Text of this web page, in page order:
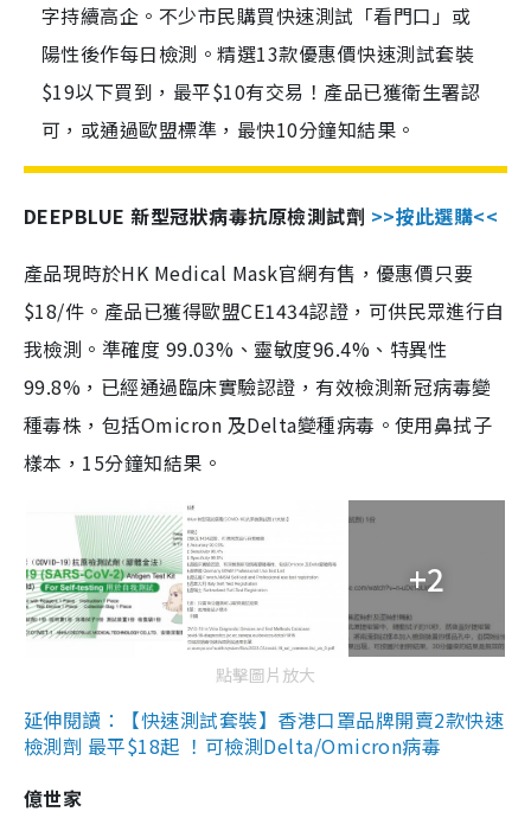
字持續高企。不少市民購買快速測試「看門口」或
陽性後作每日檢測。精選13款優惠價快速測試套裝
$19以下買到，最平$10有交易！產品已獲衛生署認
可，或通過歐盟標準，最快10分鐘知結果。
DEEPBLUE 新型冠狀病毒抗原檢測試劑 >>按此選購<<
產品現時於HK Medical Mask官網有售，優惠價只要
$18/件。產品已獲得歐盟CE1434認證，可供民眾進行自
我檢測。準確度 99.03%、靈敏度96.4%、特異性
99.8%，已經通過臨床實驗認證，有效檢測新冠病毒變
種毒株，包括Omicron 及Delta變種病毒。使用鼻拭子
樣本，15分鐘知結果。
+2
點擊圖片放大
延伸閱讀：【快速測試套裝】香港口罩品牌開賣2款快速
檢測劑 最平$18起 ！可檢測Delta/Omicron病毒
億世家